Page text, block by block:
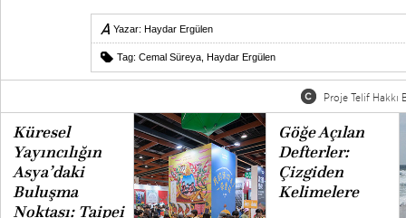
Yazar: Haydar Ergülen
Tag: Cemal Süreya Haydar Ergülen
Proje Telif Hakkı
Küresel
Yayıncılığın
Asya’daki
Buluşma
Noktası: Taipei
Göğe Açılan
Defterler:
Çizgiden
Kelimelere